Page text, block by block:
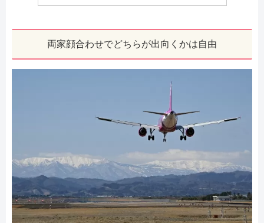
両家顔合わせでどちらが出向くかは自由